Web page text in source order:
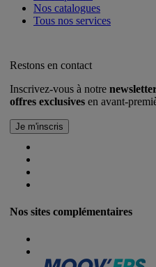
Nos catalogues
Tous nos services
Restons en contact
Inscrivez-vous à notre
offres exclusives en avant-
Nos sites complémentaires